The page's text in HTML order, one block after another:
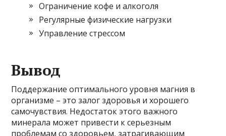
Ограничение кофе и алкоголя
Регулярные физические нагрузки
Управление стрессом
Вывод
Поддержание оптимального уровня магния в
организме – это залог здоровья и хорошего
самочувствия. Недостаток этого важного
минерала может привести к серьезным
проблемам со здоровьем, затрагивающим